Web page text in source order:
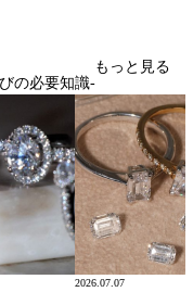
の必要知識-
もっと見る
2026.07.07